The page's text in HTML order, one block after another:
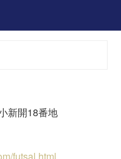
新開18番地